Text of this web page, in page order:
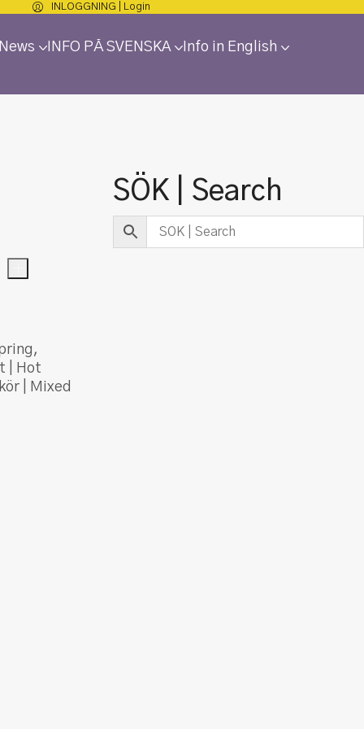
INLOGGNING | Login
INFO PÅ SVENSKA Info in English
| Hot
| Mixed
SÖK | Search